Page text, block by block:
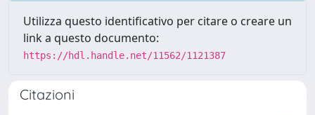
Utilizza questo identificativo per citare o creare un
link a questo documento:
https://hdl.handle.net/11562/1121387
Citazioni